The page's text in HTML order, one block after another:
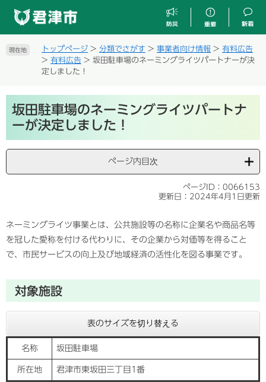
す
し
現在地 トップページ > 分類でさがす > 事業者向け情報 > 有料広告
> 有料広告 > 坂田駐車場のネーミングライツパートナーが決
定しました！
文坂田駐車場のネーミングライツパートナ
ーが決定しました！
ページ内目次
ページID：0066153
更新日：2024年4月1日更新
ネーミングライツ事業とは、公共施設等の名称に企業名や商品名等
を冠した愛称を付ける代わりに、その企業から対価等を得ること
で、市民サービスの向上及び地域経済の活性化を図る事業です。
対象施設
表のサイズを切り替える
名称 坂田駐車場
所在地 君津市東坂田三丁目1番